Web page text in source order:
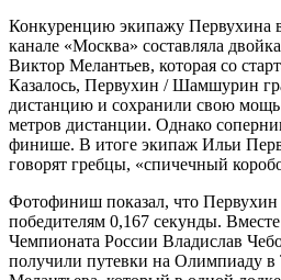
Конкуренцию экипажу Первухина
канале «Москва» составляла
Виктор Мелантьев, которая со
Казалось, Первухин / Шамшурин
дистанцию и сохранили свою
метров дистанции. Однако
финише. В итоге экипаж Ильи
говорят гребцы, «спичечный
Фотофиниш показал, что
победителям 0,167 секунды.
Чемпионата России Владислав
получили путевки на Олимпиаду в